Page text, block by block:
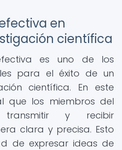
en
científica
es uno de los
para el éxito de un
científica. En este
que los miembros del
y recibir
clara y precisa. Esto
de expresar ideas de